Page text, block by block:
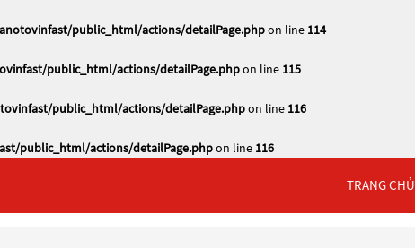
public_html/actions/detailPage.phpon line 114
public_html/actions/detailPage.phpon line 115
public_html/actions/detailPage.phpon line 116
public_html/actions/detailPage.phpon line 116
TRANG CHỦ